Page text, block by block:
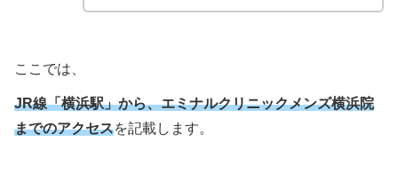
ここでは、
JR線「横浜駅」から、エミナルクリニックメンズ横浜院
までのアクセスを記載します。